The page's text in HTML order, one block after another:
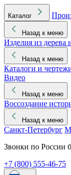
Каталог
Назад к меню
Изделия из
Назад к меню
Каталоги и
Видео
Назад к меню
Воссоздание
Назад к меню
Санкт-Петербург
Звонки по России
+7 (800) 555-46-75